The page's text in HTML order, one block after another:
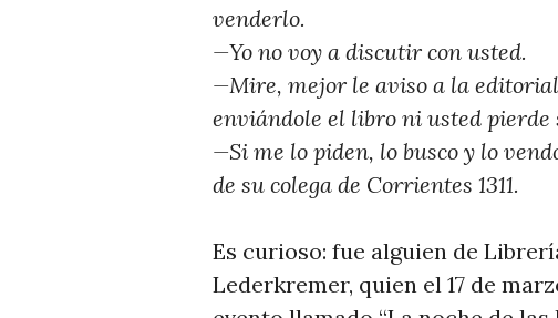
venderlo.
—Yo no voy a discutir con usted.
—Mire, mejor le aviso a la
enviándole el libro ni usted pierde
—Si me lo piden, lo busco y lo
de su colega de Corrientes 1311.
Es curioso: fue alguien de
Lederkremer, quien el 17 de